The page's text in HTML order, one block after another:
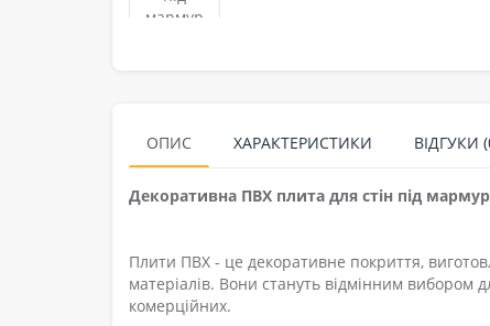
ОПИС ХАРАКТЕРИСТИКИ ВІДГУКИ
Декоративна ПВХ плита для стін під
Плити ПВХ - це декоративне покриття,
матеріалів. Вони стануть відмінним вибором
комерційних.